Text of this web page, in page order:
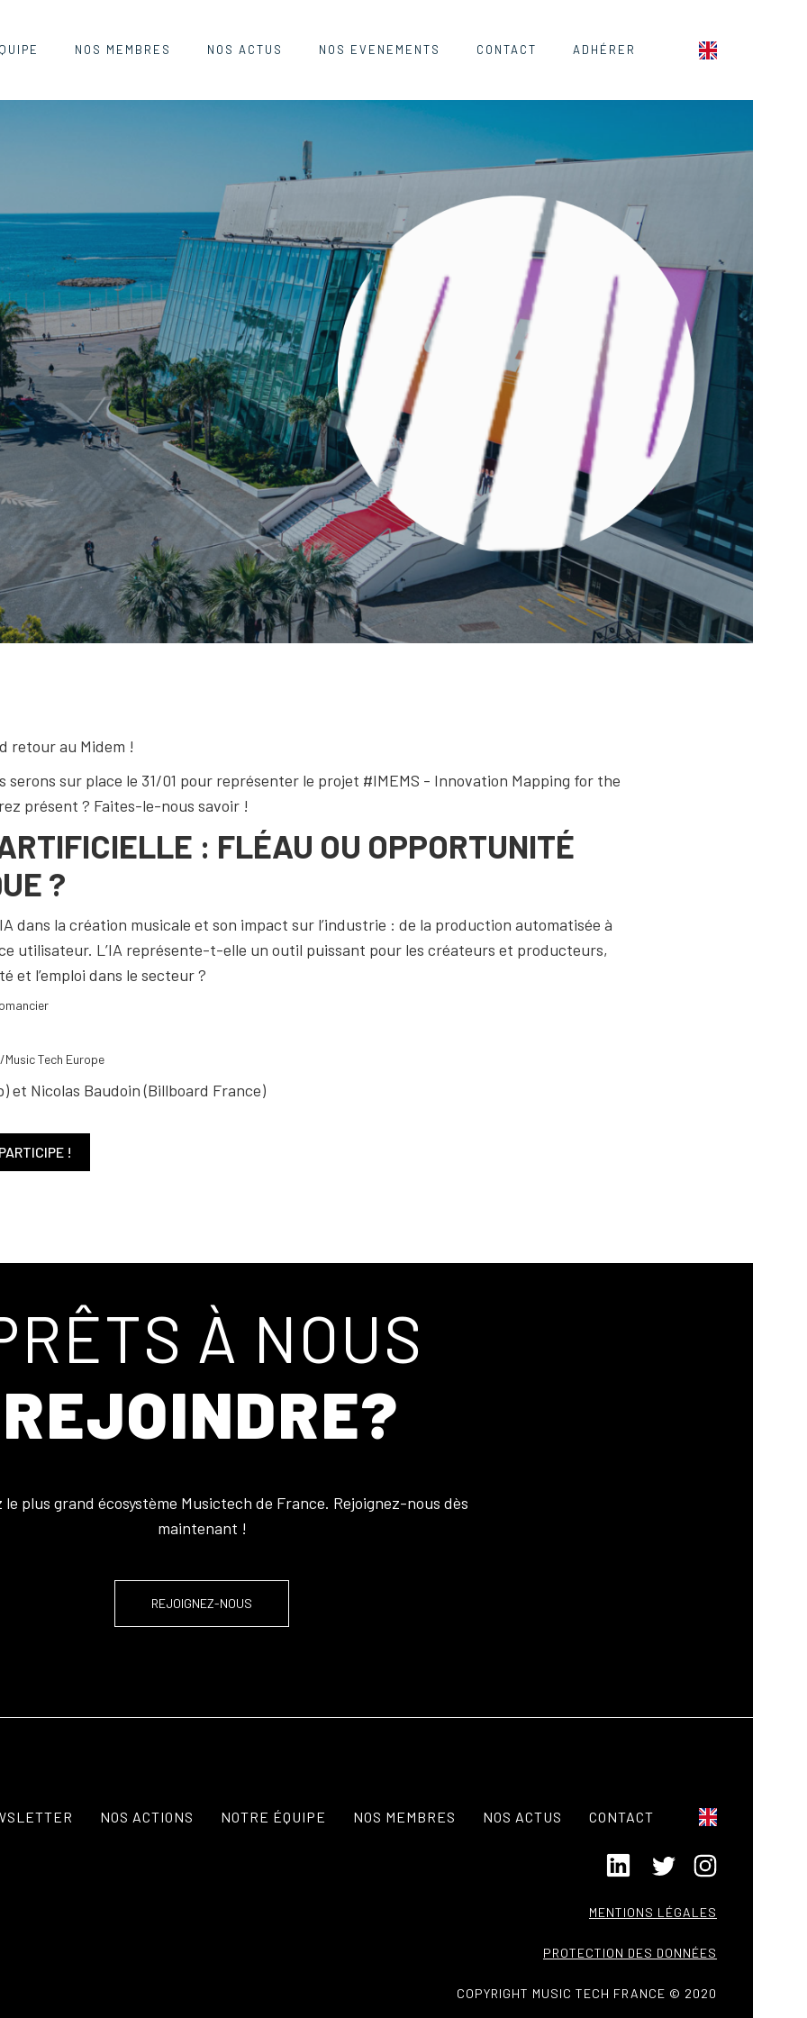
NOS MEMBRES NOS ACTUS NOS EVENEMENTS CONTACT ADHÉRER
retour au Midem !
serons sur place le 31/01 pour représenter le projet #IMEMS - Innovation Mapping for the
présent ? Faites-le-nous savoir !
: FLÉAU OU OPPORTUNITÉ
?
dans la création musicale et son impact sur l’industrie : de la production automatisée à
utilisateur. L’IA représente-t-elle un outil puissant pour les créateurs et producteurs,
et l’emploi dans le secteur ?
Tech Europe
et Nicolas Baudoin (Billboard France)
!
À NOUS
REJOINDRE?
le plus grand écosystème Musictech de France. Rejoignez-nous dès
maintenant !
REJOIGNEZ-NOUS
NOS ACTIONS NOTRE ÉQUIPE NOS MEMBRES NOS ACTUS CONTACT
MENTIONS LÉGALES
PROTECTION DES DONNÉES
COPYRIGHT MUSIC TECH FRANCE © 2020